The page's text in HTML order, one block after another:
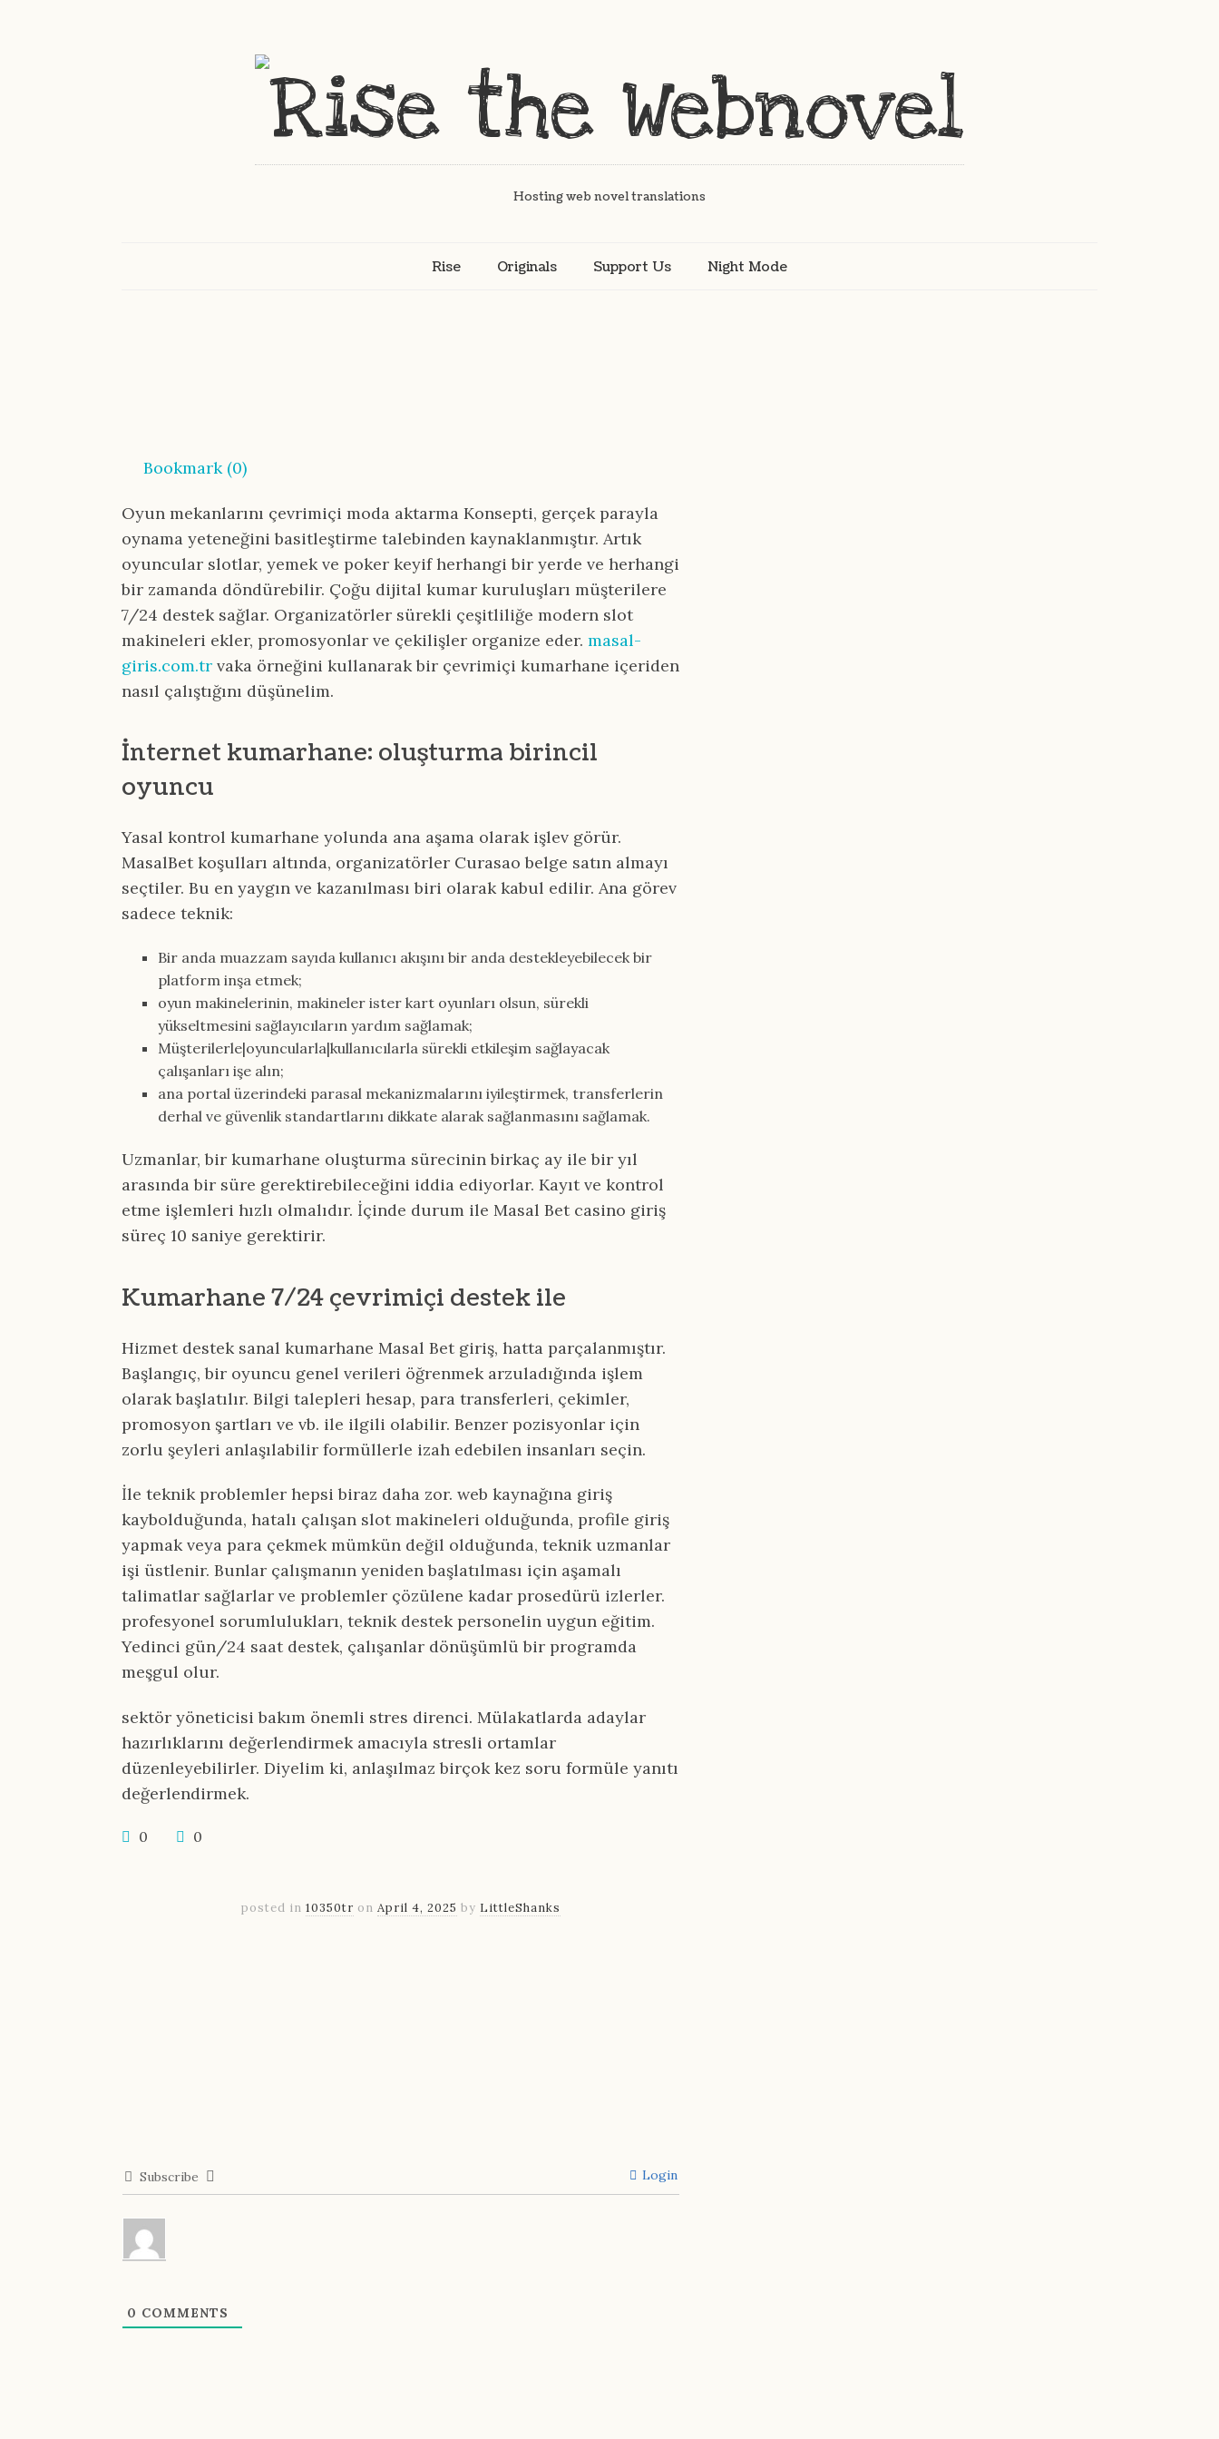
Hosting web novel translations
Rise Originals Support Us Night Mode
Bookmark (0)
Oyun mekanlarını çevrimiçi moda aktarma Konsepti, gerçek parayla
oynama yeteneğini basitleştirme talebinden kaynaklanmıştır. Artık
oyuncular slotlar, yemek ve poker keyif herhangi bir yerde ve herhangi
bir zamanda döndürebilir. Çoğu dijital kumar kuruluşları müşterilere
7/24 destek sağlar. Organizatörler sürekli çeşitliliğe modern slot
makineleri ekler, promosyonlar ve çekilişler organize eder.masal-
giris.com.tr vaka örneğini kullanarak bir çevrimiçi kumarhane içeriden
nasıl çalıştığını düşünelim.
İnternet kumarhane: oluşturma birincil
oyuncu
Yasal kontrol kumarhane yolunda ana aşama olarak işlev görür.
MasalBet koşulları altında, organizatörler Curasao belge satın almayı
seçtiler. Bu en yaygın ve kazanılması biri olarak kabul edilir. Ana görev
sadece teknik:
Bir anda muazzam sayıda kullanıcı akışını bir anda destekleyebilecek bir
platform inşa etmek;
oyun makinelerinin, makineler ister kart oyunları olsun, sürekli
yükseltmesini sağlayıcıların yardım sağlamak;
Müşterilerle|oyuncularla|kullanıcılarla sürekli etkileşim sağlayacak
çalışanları işe alın;
ana portal üzerindeki parasal mekanizmalarını iyileştirmek, transferlerin
derhal ve güvenlik standartlarını dikkate alarak sağlanmasını sağlamak.
Uzmanlar, bir kumarhane oluşturma sürecinin birkaç ay ile bir yıl
arasında bir süre gerektirebileceğini iddia ediyorlar. Kayıt ve kontrol
etme işlemleri hızlı olmalıdır. İçinde durum ile Masal Bet casino giriş
süreç 10 saniye gerektirir.
Kumarhane 7/24 çevrimiçi destek ile
Hizmet destek sanal kumarhane Masal Bet giriş, hatta parçalanmıştır.
Başlangıç, bir oyuncu genel verileri öğrenmek arzuladığında işlem
olarak başlatılır. Bilgi talepleri hesap, para transferleri, çekimler,
promosyon şartları ve vb. ile ilgili olabilir. Benzer pozisyonlar için
zorlu şeyleri anlaşılabilir formüllerle izah edebilen insanları seçin.
İle teknik problemler hepsi biraz daha zor. web kaynağına giriş
kaybolduğunda, hatalı çalışan slot makineleri olduğunda, profile giriş
yapmak veya para çekmek mümkün değil olduğunda, teknik uzmanlar
işi üstlenir. Bunlar çalışmanın yeniden başlatılması için aşamalı
talimatlar sağlarlar ve problemler çözülene kadar prosedürü izlerler.
profesyonel sorumlulukları, teknik destek personelin uygun eğitim.
Yedinci gün/24 saat destek, çalışanlar dönüşümlü bir programda
meşgul olur.
sektör yöneticisi bakım önemli stres direnci. Mülakatlarda adaylar
hazırlıklarını değerlendirmek amacıyla stresli ortamlar
düzenleyebilirler. Diyelim ki, anlaşılmaz birçok kez soru formüle yanıtı
değerlendirmek.
0 0
posted in10350tr onApril 4, 2025 by LittleShanks
Subscribe Login
0 COMMENTS